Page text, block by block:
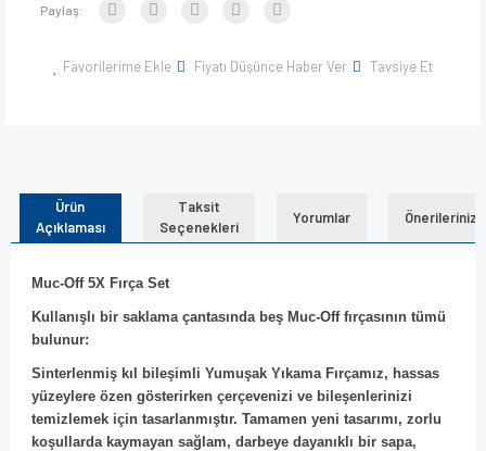
Paylaş:
Favorilerime Ekle Fiyatı Düşünce Haber Ver Tavsiye Et
Ürün
Açıklaması
Taksit
Seçenekleri
Yorumlar Önerileriniz
Muc-Off 5X Fırça Set
Kullanışlı bir saklama çantasında beş Muc-Off fırçasının tümü
bulunur:
Sinterlenmiş kıl bileşimli Yumuşak Yıkama Fırçamız, hassas
yüzeylere özen gösterirken çerçevenizi ve bileşenlerinizi
temizlemek için tasarlanmıştır. Tamamen yeni tasarımı, zorlu
koşullarda kaymayan sağlam, darbeye dayanıklı bir sapa,